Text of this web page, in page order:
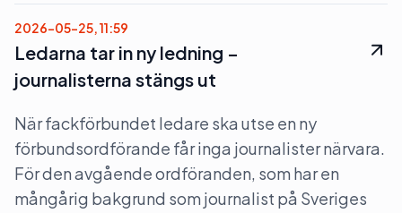
2026-05-25, 11:59
Ledarna tar in ny ledning –
journalisterna stängs ut
När fackförbundet ledare ska utse en ny
förbundsordförande får inga journalister närvara.
För den avgående ordföranden, som har en
mångårig bakgrund som journalist på Sveriges